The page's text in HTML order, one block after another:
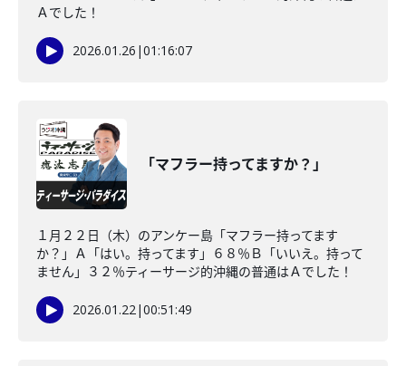
Ａでした！
2026.01.26 |01:16:07
「マフラー持ってますか？」
１月２２日（木）のアンケー島「マフラー持ってます
か？」Ａ「はい。持ってます」６８％Ｂ「いいえ。持って
ません」３２％ティーサージ的沖縄の普通はＡでした！
2026.01.22|00:51:49